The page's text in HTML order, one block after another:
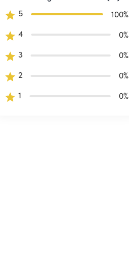
5
100%
4
0%
3
0%
2
0%
1
0%